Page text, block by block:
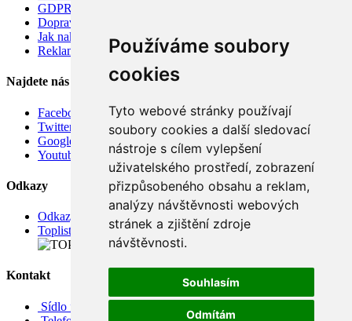
Používáme soubory
cookies
Tyto webové stránky používají
soubory cookies a další sledovací
nástroje s cílem vylepšení
uživatelského prostředí, zobrazení
přizpůsobeného obsahu a reklam,
analýzy návštěvnosti webových
stránek a zjištění zdroje
návštěvnosti.
Souhlasím
Odmítám
GDPR
Doprava
Jak nakupovat
Reklamace
Najdete nás
Facebook
Twitter
Google
Youtube
Odkazy
Odkazy
Toplist
Kontakt
Sídlo firmy: Boženy Němcové 739/1, Svitavy 568 02, CZ